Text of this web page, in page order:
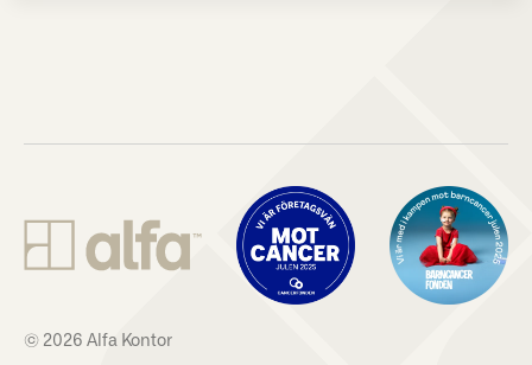
© 2026 Alfa Kontor